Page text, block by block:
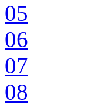
05
06
07
08